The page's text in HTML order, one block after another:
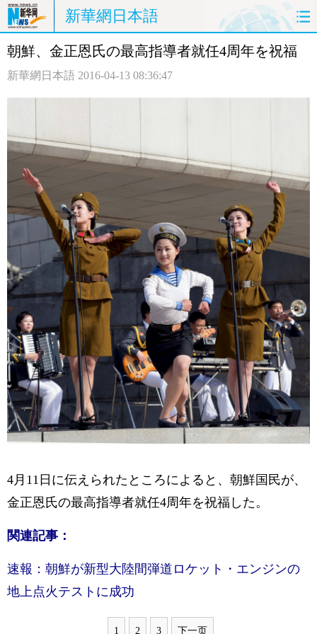
新華網日本語
ホームページ 政治 経済
中日対訳
朝鮮、金正恩氏の最高指導者就任4周年を祝福
新華網日本語 2016-04-13 08:36:47
4月11日に伝えられたところによると、朝鮮国民が、
金正恩氏の最高指導者就任4周年を祝福した。
関連記事：
速報：朝鮮が新型大陸間弾道ロケット・エンジンの
地上点火テストに成功
1 2 3 下一页